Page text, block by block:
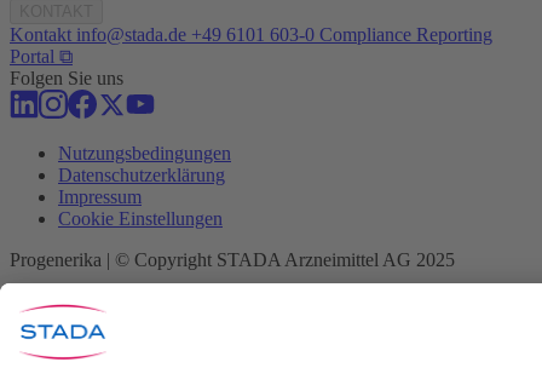
Kontakt info@stada.de +49 6101 603-0 Compliance Reporting
Portal ⧉
Folgen Sie uns
Nutzungsbedingungen
Datenschutzerklärung
Impressum
Cookie Einstellungen
Progenerika | © Copyright STADA Arzneimittel AG 2025